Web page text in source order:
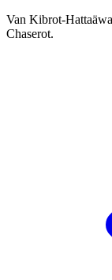
Van Kibrot-
Chaserot.